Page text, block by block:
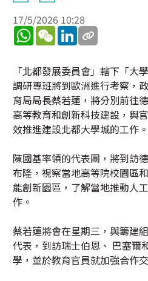
17/5/2026 10:28
WhatsApp
WeChatLinkedIn
「北都發展委員會」轄下「大
調研專班將到歐洲進行考察，
育局局長蔡若蓮，將分別前往
高等教育和創新科技建設，與
效推進建設北都大學城的工作。
陳國基率領的代表團，將到訪
布隆，視察當地高等院校園區
能創新園區，了解當地推動人
作。
蔡若蓮將會在星期三，與籌建
代表，到訪瑞士伯恩、 巴塞爾
學，並於教育官員就加強合作